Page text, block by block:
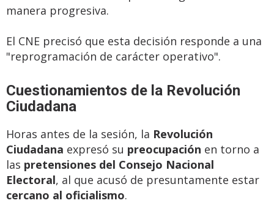
manera progresiva.
El CNE precisó que esta decisión responde a una
"reprogramación de carácter operativo".
Cuestionamientos de la Revolución
Ciudadana
Horas antes de la sesión, la Revolución
Ciudadana expresó su preocupación en torno a
las pretensiones del Consejo Nacional
Electoral, al que acusó de presuntamente estar
cercano al oficialismo.